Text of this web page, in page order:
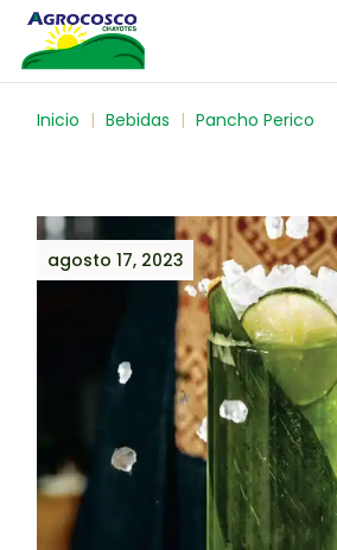
Inicio Bebidas Pancho Perico
agosto 17, 2023